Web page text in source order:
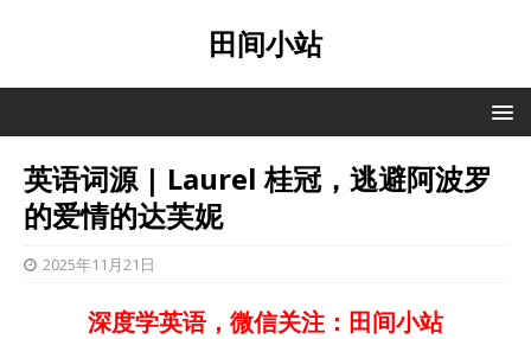
田间小站
英语词源 | Laurel 桂冠，逃避阿波罗
的爱情的达芙妮
2025年11月21日
深度学英语，微信关注：田间小站